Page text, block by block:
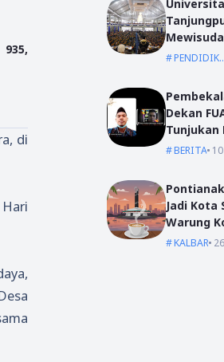
di
Lulusan
Dekan
Tunjukan
Dengan
BERITA
Jadi Kota
Warung
Jantung
KALBAR